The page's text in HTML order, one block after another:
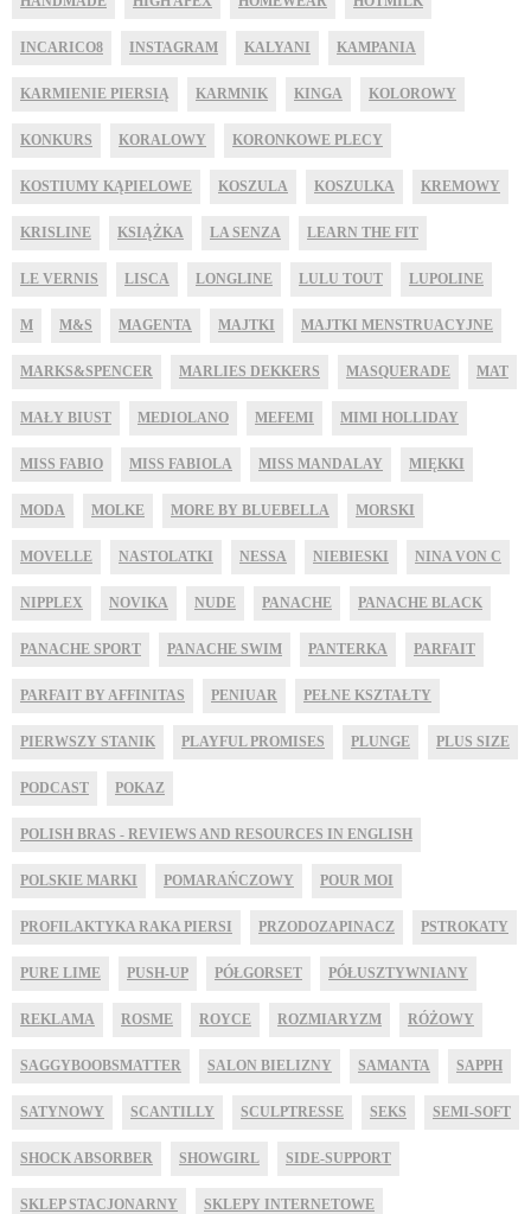
INCARICO8 INSTAGRAM KALYANI KAMPANIA
KARMIENIE PIERSIĄ KARMNIK KINGA KOLOROWY
KONKURS KORALOWY KORONKOWE PLECY
KOSTIUMY KĄPIELOWE KOSZULA KOSZULKA KREMOWY
KRISLINE KSIĄŻKA LA SENZA LEARN THE FIT
LE VERNIS LISCA LONGLINE LULU TOUT LUPOLINE
M M&S MAGENTA MAJTKI MAJTKI MENSTRUACYJNE
MARKS&SPENCER MARLIES DEKKERS MASQUERADE MAT
MAŁY BIUST MEDIOLANO MEFEMI MIMI HOLLIDAY
MISS FABIO MISS FABIOLA MISS MANDALAY MIĘKKI
MODA MOLKE MORE BY BLUEBELLA MORSKI
MOVELLE NASTOLATKI NESSA NIEBIESKI NINA VON C
NIPPLEX NOVIKA NUDE PANACHE PANACHE BLACK
PANACHE SPORT PANACHE SWIM PANTERKA PARFAIT
PARFAIT BY AFFINITAS PENIUAR PEŁNE KSZTAŁTY
PIERWSZY STANIK PLAYFUL PROMISES PLUNGE PLUS SIZE
PODCAST POKAZ
POLISH BRAS - REVIEWS AND RESOURCES IN ENGLISH
POLSKIE MARKI POMARAŃCZOWY POUR MOI
PROFILAKTYKA RAKA PIERSI PRZODOZAPINACZ PSTROKATY
PURE LIME PUSH-UP PÓŁGORSET PÓŁUSZTYWNIANY
REKLAMA ROSME ROYCE ROZMIARYZM RÓŻOWY
SAGGYBOOBSMATTER SALON BIELIZNY SAMANTA SAPPH
SATYNOWY SCANTILLY SCULPTRESSE SEKS SEMI-SOFT
SHOCK ABSORBER SHOWGIRL SIDE-SUPPORT
SKLEP STACJONARNY SKLEPY INTERNETOWE